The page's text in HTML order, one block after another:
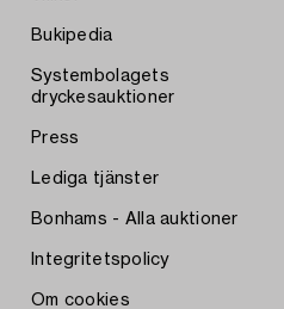
Bukipedia
Systembolagets
dryckesauktioner
Press
Lediga tjänster
Bonhams - Alla auktioner
Integritetspolicy
Om cookies